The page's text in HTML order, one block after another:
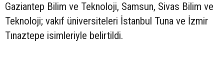
Gaziantep Bilim ve Teknoloji, Samsun, Sivas Bilim ve
Teknoloji; vakıf üniversiteleri İstanbul Tuna ve İzmir
Tınaztepe isimleriyle belirtildi.